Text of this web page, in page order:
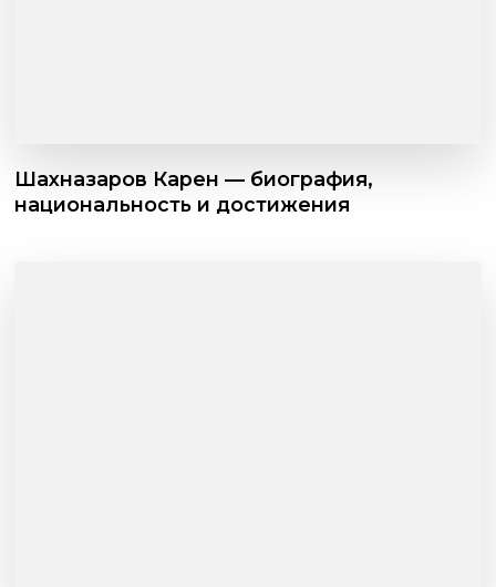
Шахназаров Карен — биография,
национальность и достижения